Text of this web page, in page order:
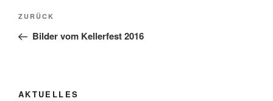
Beitragsnavigation
Vorheriger
Beitrag
ZURÜCK
Bilder vom Kellerfest 2016
AKTUELLES